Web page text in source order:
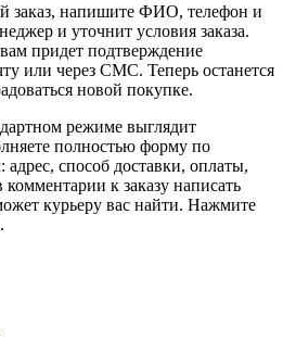
заказ, напишите ФИО, телефон и
и уточнит условия заказа.
придет подтверждение
или через СМС. Теперь останется
новой покупке.
режиме выглядит
полностью форму по
способ доставки, оплаты,
к заказу написать
курьеру вас найти. Нажмите